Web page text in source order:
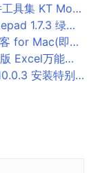
Maya 2018-2023 免费版
绿色中文版
) v1.3.4 苹果电脑版
v3.6 破解版 附激活教程
装特别版(32位)